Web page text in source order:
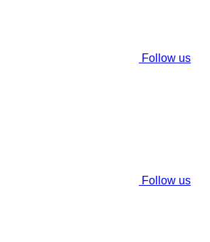
Follow us
Follow us